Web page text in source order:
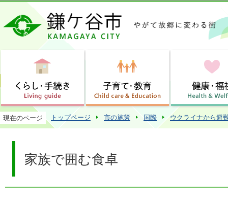
この
現在のページ トップページ 市の施策 国際 ウクライナから避
家族で囲む食卓